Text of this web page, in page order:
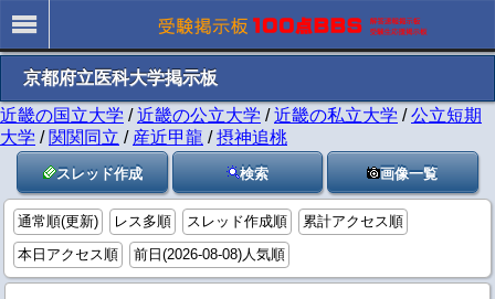
京都府立医科大学掲示板
近畿の国立大学 /近畿の公立大学 /近畿の私立大学 /公立短期
大学 / 関関同立 / 産近甲龍 /摂神追桃
スレッド作成 検索 画像一覧
通常順(更新) レス多順 スレッド作成順
累計アクセス順
本日アクセス順
前日(2026-08-08)人気順